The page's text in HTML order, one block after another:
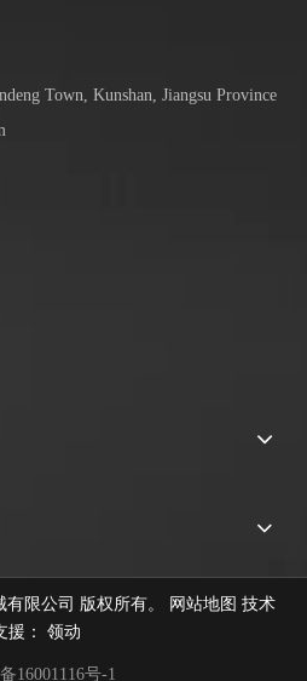
Town, Kunshan, Jiangsu Province
限公司 版权所有。 网站地图 技术
援： 领动
16001116号-1